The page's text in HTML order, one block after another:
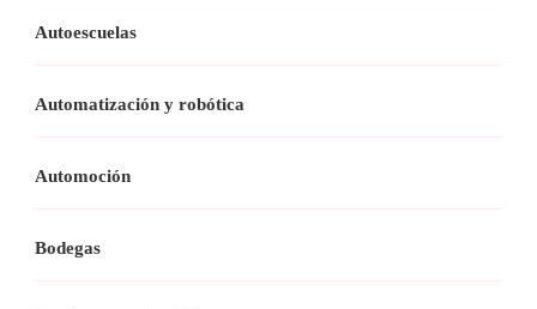
Autoescuelas
Automatización y robótica
Automoción
Bodegas